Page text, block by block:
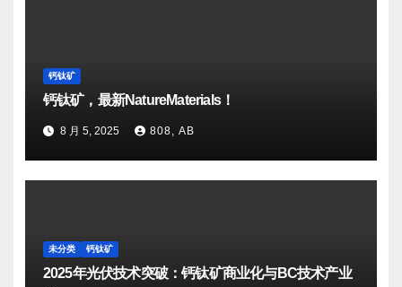
钙钛矿
钙钛矿，最新NatureMaterials！
8 月 5, 2025 808, AB
未分类 钙钛矿
2025年光伏技术突破：钙钛矿商业化与BC技术产业